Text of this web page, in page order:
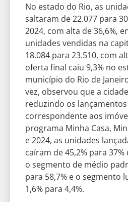
No estado do Rio, as
saltaram de 22.077 para
2024, com alta de 36,6%,
unidades vendidas na
18.084 para 23.510, com
oferta final caiu 9,3% no
município do Rio de
vez, observou que a
reduzindo os lançamentos
correspondente aos
programa Minha Casa,
e 2024, as unidades
caíram de 45,2% para
o segmento de médio
para 58,7% e o segmento
1,6% para 4,4%.